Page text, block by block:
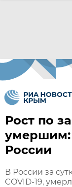
Рост по
умершим:
России
В России за
COVID-19,